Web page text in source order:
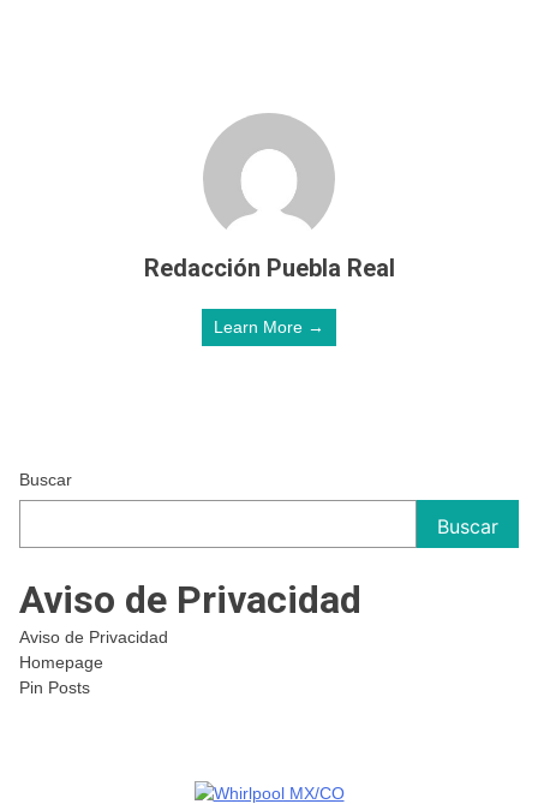
Redacción Puebla Real
Learn More →
Buscar
Buscar
Aviso de Privacidad
Aviso de Privacidad
Homepage
Pin Posts